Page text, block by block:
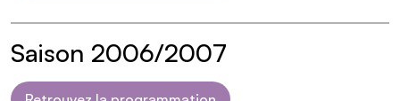
Saison 2006/2007